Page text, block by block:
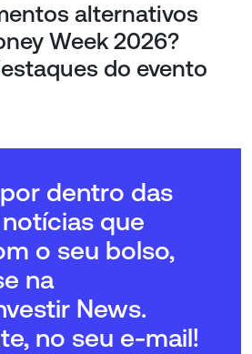
alternativos
Week 2026?
do evento
dentro das
que
o seu bolso,
na
News.
no seu e-mail!